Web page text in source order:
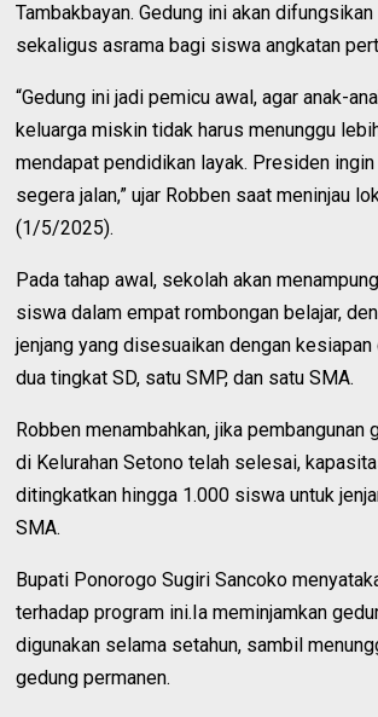
Tambakbayan. Gedung ini akan
sekaligus asrama bagi siswa angkatan
“Gedung ini jadi pemicu awal, agar anak-
keluarga miskin tidak harus menunggu
mendapat pendidikan layak. Presiden
segera jalan,” ujar Robben saat meninjau
(1/5/2025).
Pada tahap awal, sekolah akan
siswa dalam empat rombongan belajar,
jenjang yang disesuaikan dengan
dua tingkat SD, satu SMP, dan satu SMA.
Robben menambahkan, jika pembangunan
di Kelurahan Setono telah selesai,
ditingkatkan hingga 1.000 siswa untuk
SMA.
Bupati Ponorogo Sugiri Sancoko
terhadap program ini.Ia meminjamkan
digunakan selama setahun, sambil
gedung permanen.